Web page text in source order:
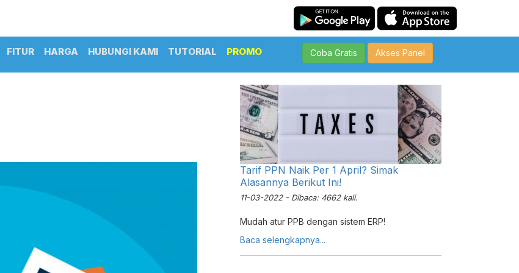
FITUR HARGA HUBUNGI KAMI TUTORIAL PROMO Coba Gratis Akses Panel
Tarif PPN Naik Per 1 April? Simak
Alasannya Berikut Ini!
11-03-2022 - Dibaca: 4662 kali.
Mudah atur PPB dengan sistem ERP!
Baca selengkapnya...